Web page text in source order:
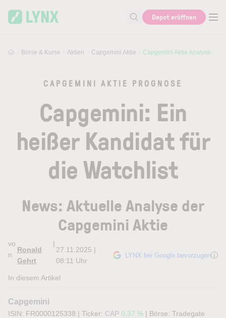
Suche nach Aktie, Autor...
Depot eröffnen
Börse & Kurse Aktien Capgemini Aktie Capgemini Aktie Analyse
CAPGEMINI AKTIE PROGNOSE
Capgemini: Ein
heißer Kandidat für
die Watchlist
News: Aktuelle Analyse der
Capgemini Aktie
vo
n
Ronald
Gehrt
|
27.11.2025 |
08:11 Uhr
LYNX bei Google bevorzugen
In diesem Artikel
Capgemini
ISIN: FR0000125338 | Ticker: CAP 0,37 % | Börse: Tradegate